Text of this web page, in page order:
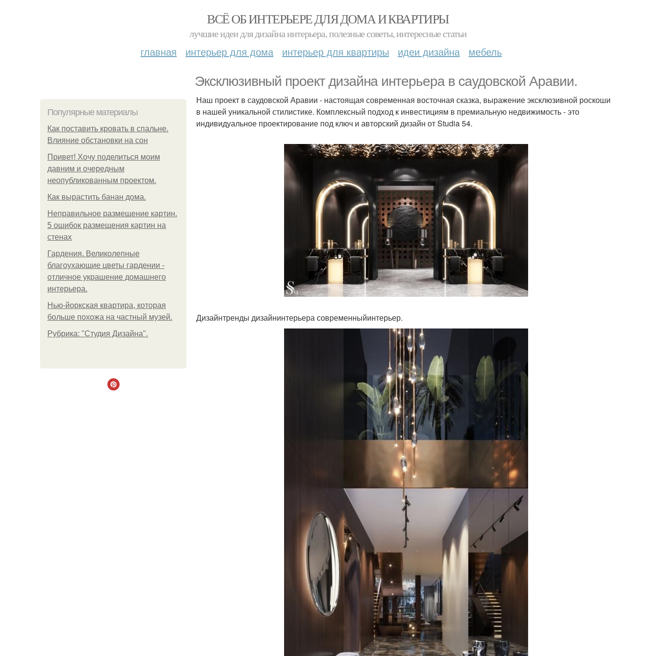
ВСЁ ОБ ИНТЕРЬЕРЕ ДЛЯ ДОМА И КВАРТИРЫ
лучшие идеи для дизайна интерьера, полезные советы, интересные статьи
главная интерьер для дома интерьер для квартиры идеи дизайна мебель
Эксклюзивный проект дизайна интерьера в саудовской Аравии.
Популярные материалы
Как поставить кровать в спальне.
Влияние обстановки на сон
Привет! Хочу поделиться моим
давним и очередным
неопубликованным проектом.
Как вырастить банан дома.
Неправильное размещение картин.
5 ошибок размещения картин на
стенах
Гардения. Великолепные
благоухающие цветы гардении -
отличное украшение домашнего
интерьера.
Нью-йоркская квартира, которая
больше похожа на частный музей.
Рубрика: "Студия Дизайна".
Наш проект в саудовской Аравии - настоящая современная восточная сказка, выражение эксклюзивной роскоши
в нашей уникальной стилистике. Комплексный подход к инвестициям в премиальную недвижимость - это
индивидуальное проектирование под ключ и авторский дизайн от Studia 54.
Дизайнтренды дизайнинтерьера современныйинтерьер.